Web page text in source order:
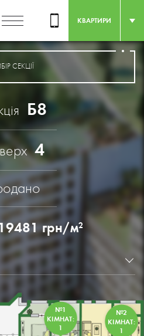
КВАРТИРИ
СЕКЦІЇ
Б8
4
19481грн/м2
№1
КІМНАТ:
1
№2
КІМНАТ:
1